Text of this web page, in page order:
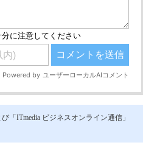
「ITmedia ビジネスオンライン通信」